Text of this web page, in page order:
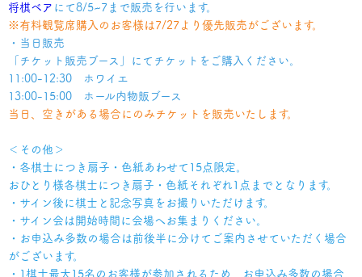
将棋ベア にて8/5~7まで販売を行います。
※有料観覧席購入のお客様は7/27より優先販売がございます。
・当日販売
「チケット販売ブース」にてチケットをご購入ください。
11:00-12:30 ホワイエ
13:00-15:00 ホール内物販ブース
当日、空きがある場合にのみチケットを販売いたします。
＜その他＞
・各棋士につき扇子・色紙あわせて15点限定。
おひとり様各棋士につき扇子・色紙それぞれ1点までとなります。
・サイン後に棋士と記念写真をお撮りいただけます。
・サイン会は開始時間に会場へお集まりください。
・お申込み多数の場合は前後半に分けてご案内させていただく場合
がございます。
・1棋士最大15名のお客様が参加されるため、お申込み多数の場合